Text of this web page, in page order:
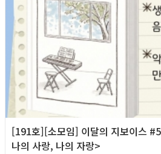
[191호][소모임] 이달의 지보이스
나의 사랑, 나의 자랑>